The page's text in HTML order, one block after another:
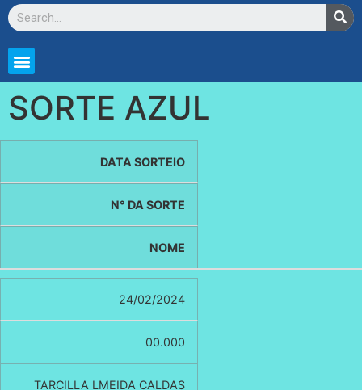
SORTE AZUL
DATA SORTEIO
N° DA SORTE
NOME
24/02/2024
00.000
TARCILLA LMEIDA CALDAS